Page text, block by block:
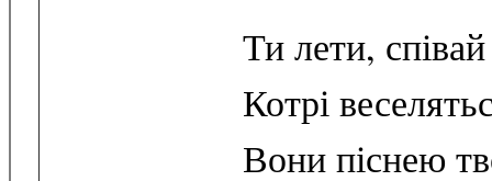
Ти лети,
Котрі
Вони піснею